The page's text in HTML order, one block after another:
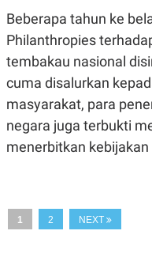
S
E
E
N
E
I
A
N
V
T
A
Beberapa tahun ke
Philanthropies
tembakau nasional
cuma disalurkan
masyarakat, para
negara juga terbukti
menerbitkan
1 2 NEXT